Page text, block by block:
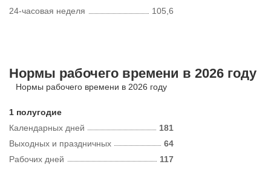
24-часовая неделя
105,6
Нормы рабочего времени в 2026 году
Нормы рабочего времени в 2026 году
1 полугодие
Календарных дней
181
Рабочих дней 117
Выходных и праздничных 64